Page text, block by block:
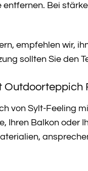
Bei
empfehlen wir,
sollten Sie den
Outdoorteppich
von Sylt-Feeling
Ihren Balkon